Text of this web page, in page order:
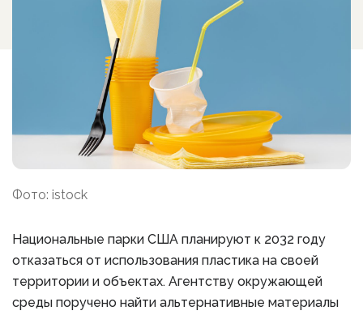
Фото: istock
Национальные парки США планируют к 2032 году
отказаться от использования пластика на своей
территории и объектах. Агентству окружающей
среды поручено найти альтернативные материалы